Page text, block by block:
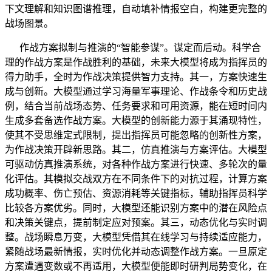
下文理解和知识图谱推理，自动填补情报空白，构建更完整的
战场图景。
作战方案拟制与推演的“智能参谋”。谋定而后动。科学合
理的作战方案是作战胜利的基础，未来大模型将成为指挥员的
得力助手，全时为作战决策提供智力支持。其一，方案快速生
成与创新。大模型通过学习海量军事理论、作战条令和历史战
例，结合当前战场态势、任务要求和可用资源，能在短时间内
生成多套备选作战方案。大模型的创新能力源于其涌现特性，
使其不受思维定式限制，提出指挥员可能忽略的创新性方案，
为作战决策开辟新思路。其二，仿真推演与方案评估。大模型
可驱动仿真推演系统，对各种作战方案进行快速、多轮次的量
化评估。其模拟交战双方在不同条件下的对抗过程，计算方案
成功概率、伤亡预估、资源消耗等关键指标，辅助指挥员科学
比较各方案优劣。同时，大模型还能识别方案中的潜在风险点
和决策关键点，提前制定应对预案。其三，动态优化与实时调
整。战场瞬息万变，大模型凭借其在线学习与持续适应能力，
紧随战场最新情报，实时优化并动态调整作战方案。一旦原定
方案遭遇变数或不再适用，大模型便能即时研判局势变化，在